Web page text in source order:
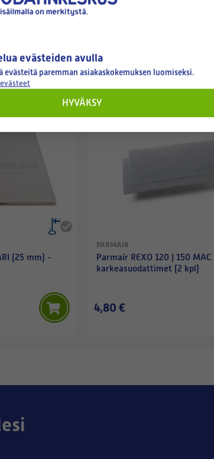
(25 mm) -
PARMAIR
Parmair REXO 120 | 150 MAC
karkeasuodattimet (2 kpl)
4,80 €
evästeiden avulla
evästeitä paremman asiakaskokemuksen luomiseksi.
HYVÄKSY